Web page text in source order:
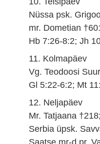
Nüssa psk.
mr. Dometian
Hb 7:26-8:2; Jh
11. Kolmapäev
Vg. Teodoosi
Gl 5:22-6:2; Mt
12. Neljapäev
Mr. Tatjaana †218;
Serbia üpsk.
Saatse mr-d pr.